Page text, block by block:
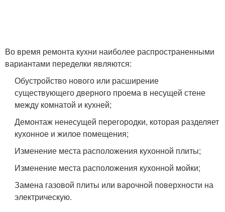
Во время ремонта кухни наиболее распространенными
вариантами переделки являются:
Обустройство нового или расширение
существующего дверного проема в несущей стене
между комнатой и кухней;
Демонтаж ненесущей перегородки, которая разделяет
кухонное и жилое помещения;
Изменение места расположения кухонной плиты;
Изменение места расположения кухонной мойки;
Замена газовой плиты или варочной поверхности на
электрическую.